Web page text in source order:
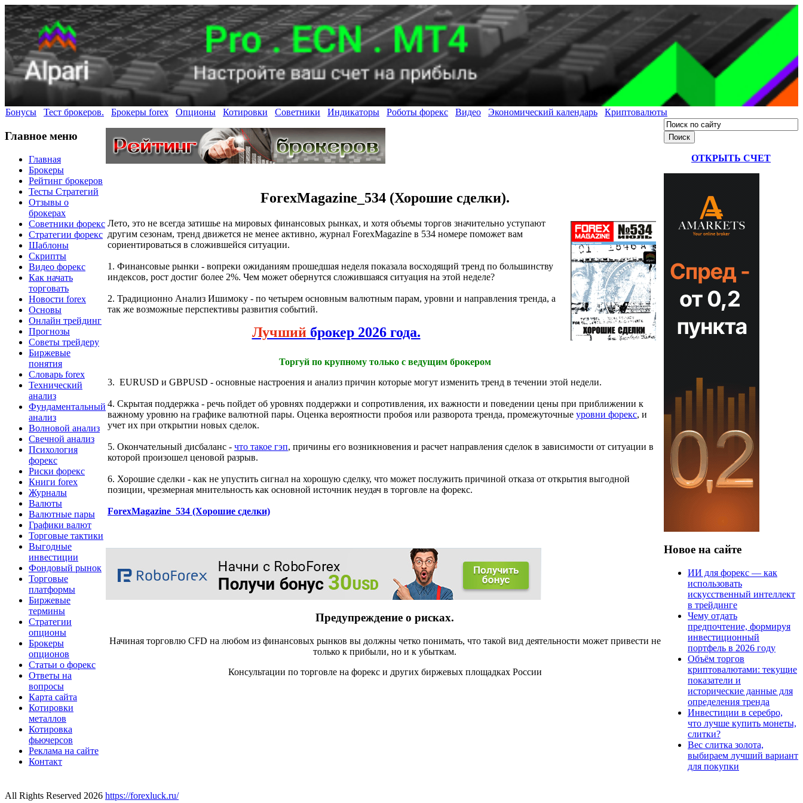
Бонусы Тест брокеров. Брокеры forex Опционы Котировки Советники Индикаторы Роботы форекс Видео Экономический календарь Криптовалюты
Главное меню
Главная
Брокеры
Рейтинг брокеров
Тесты Стратегий
Отзывы о
брокерах
Советники форекс
Стратегии форекс
Шаблоны
Скрипты
Видео форекс
Как начать
торговать
Новости forex
Основы
Онлайн трейдинг
Прогнозы
Советы трейдеру
Биржевые
понятия
Словарь forex
Технический
анализ
Фундаментальный
анализ
Волновой анализ
Свечной анализ
Психология
форекс
Риски форекс
Книги forex
Журналы
Валюты
Валютные пары
Графики валют
Торговые тактики
Выгодные
инвестиции
Фондовый рынок
Торговые
платформы
Биржевые
термины
Стратегии
опционы
Брокеры
опционов
Статьи о форекс
Ответы на
вопросы
Карта сайта
Котировки
металлов
Котировка
фьючерсов
Реклама на сайте
Контакт
ForexMagazine_534 (Хорошие сделки).
Лето, это не всегда затишье на мировых финансовых рынках, и хотя объемы торгов значительно уступают
другим сезонам, тренд движется не менее активно, журнал ForexMagazine в 534 номере поможет вам
сориентироваться в сложившейся ситуации.
1. Финансовые рынки - вопреки ожиданиям прошедшая неделя показала восходящий тренд по большинству
индексов, рост достиг более 2%. Чем может обернутся сложившаяся ситуация на этой неделе?
2. Традиционно Анализ Ишимоку - по четырем основным валютным парам, уровни и направления тренда, а
так же возможные перспективы развития событий.
Лучшийброкер 2026 года.
Торгуй по крупному только с ведущим брокером
3. EURUSD и GBPUSD - основные настроения и анализ причин которые могут изменить тренд в течении этой недели.
4. Скрытая поддержка - речь пойдет об уровнях поддержки и сопротивления, их важности и поведении цены при приближении к
важному уровню на графике валютной пары. Оценка вероятности пробоя или разворота тренда, промежуточные уровни форекс, и
учет их при открытии новых сделок.
5. Окончательный дисбаланс - что такое гэп, причины его возникновения и расчет направления сделок в зависимости от ситуации в
которой произошел ценовой разрыв.
6. Хорошие сделки - как не упустить сигнал на хорошую сделку, что может послужить причиной отказа от открытия выгодной
позиции, чрезмерная мнительность как основной источник неудач в торговле на форекс.
ForexMagazine_534 (Хорошие сделки)
Предупреждение о рисках.
Начиная торговлю CFD на любом из финансовых рынков вы должны четко понимать, что такой вид деятельности может привести не
только к прибыли, но и к убыткам.
Консультации по торговле на форекс и других биржевых площадках России
ОТКРЫТЬ СЧЕТ
Новое на сайте
ИИ для форекс — как
использовать
искусственный интеллект
в трейдинге
Чему отдать
предпочтение, формируя
инвестиционный
портфель в 2026 году
Объём торгов
криптовалютами: текущие
показатели и
исторические данные для
определения тренда
Инвестиции в серебро,
что лучше купить монеты,
слитки?
Вес слитка золота,
выбираем лучший вариант
для покупки
All Rights Reserved 2026 https://forexluck.ru/